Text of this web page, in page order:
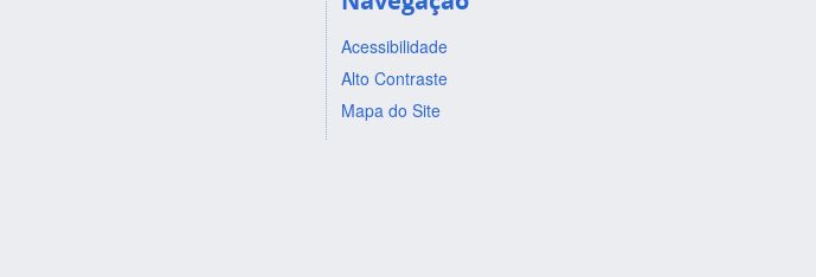
Acessibilidade
Alto Contraste
Mapa do Site